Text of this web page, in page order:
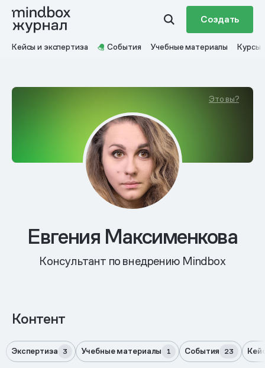
Создать
Кейсы и экспертиза События Учебные материалы Курсы
Это вы?
Евгения Максименкова
Консультант по внедрению Mindbox
Контент
Экспертиза 3 Учебные материалы 1 События 23